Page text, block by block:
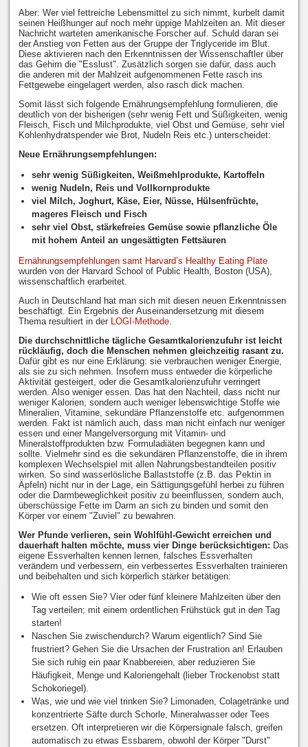
Aber: Wer viel fettreiche Lebensmittel zu sich nimmt, kurbelt damit
seinen Heißhunger auf noch mehr üppige Mahlzeiten an. Mit dieser
Nachricht warteten amerikanische Forscher auf. Schuld daran sei
der Anstieg von Fetten aus der Gruppe der Triglyceride im Blut.
Diese aktivieren nach den Erkenntnissen der Wissenschaftler über
das Gehirn die "Esslust". Zusätzlich sorgen sie dafür, dass auch
die anderen mit der Mahlzeit aufgenommenen Fette rasch ins
Fettgewebe eingelagert werden, also rasch dick machen.
Somit lässt sich folgende Ernährungsempfehlung formulieren, die
deutlich von der bisherigen (sehr wenig Fett und Süßigkeiten, wenig
Fleisch, Fisch und Milchprodukte, viel Obst und Gemüse, sehr viel
Kohlenhydratspender wie Brot, Nudeln Reis etc.) unterscheidet:
Neue Ernährungsempfehlungen:
sehr wenig Süßigkeiten, Weißmehlprodukte, Kartoffeln
wenig Nudeln, Reis und Vollkornprodukte
viel Milch, Joghurt, Käse, Eier, Nüsse, Hülsenfrüchte,
mageres Fleisch und Fisch
sehr viel Obst, stärkefreies Gemüse sowie pflanzliche Öle
mit hohem Anteil an ungesättigten Fettsäuren
Ernährungsempfehlungen samt Harvard’s Healthy Eating Plate
wurden von der Harvard School of Public Health, Boston (USA),
wissenschaftlich erarbeitet.
Auch in Deutschland hat man sich mit diesen neuen Erkenntnissen
beschäftigt. Ein Ergebnis der Auseinandersetzung mit diesem
Thema resultiert in der LOGI-Methode.
Die durchschnittliche tägliche Gesamtkalorienzufuhr ist leicht
rückläufig, doch die Menschen nehmen gleichzeitig rasant zu.
Dafür gibt es nur eine Erklärung: sie verbrauchen weniger Energie,
als sie zu sich nehmen. Insofern muss entweder die körperliche
Aktivität gesteigert, oder die Gesamtkalorienzufuhr verringert
werden. Also weniger essen. Das hat den Nachteil, dass nicht nur
weniger Kalorien, sondern auch weniger lebenswichtige Stoffe wie
Mineralien, Vitamine, sekundäre Pflanzenstoffe etc. aufgenommen
werden. Fakt ist nämlich auch, dass man nicht einfach nur weniger
essen und einer Mangelversorgung mit Vitamin- und
Mineralstoffprodukten bzw. Formuladiäten begegnen kann und
sollte. Vielmehr sind es die sekundären Pflanzenstoffe, die in ihrem
komplexen Wechselspiel mit allen Nahrungsbestandteilen positiv
wirken. So sind wasserlösliche Ballaststoffe (z.B. das Pektin in
Äpfeln) nicht nur in der Lage, ein Sättigungsgefühl herbei zu führen
oder die Darmbeweglichkeit positiv zu beeinflussen, sondern auch,
überschüssige Fette im Darm an sich zu binden und somit den
Körper vor einem "Zuviel" zu bewahren.
Wer Pfunde verlieren, sein Wohlfühl-Gewicht erreichen und
dauerhaft halten möchte, muss vier Dinge berücksichtigen: Das
eigene Essverhalten kennen lernen, falsches Essverhalten
verändern und verbessern, ein verbessertes Essverhalten trainieren
und beibehalten und sich körperlich stärker betätigen:
Wie oft essen Sie? Vier oder fünf kleinere Mahlzeiten über den
Tag verteilen; mit einem ordentlichen Frühstück gut in den Tag
starten!
Naschen Sie zwischendurch? Warum eigentlich? Sind Sie
frustriert? Gehen Sie die Ursachen der Frustration an! Erlauben
Sie sich ruhig ein paar Knabbereien, aber reduzieren Sie
Häufigkeit, Menge und Kaloriengehalt (lieber Trockenobst statt
Schokoriegel).
Was, wie und wie viel trinken Sie? Limonaden, Colagetränke und
konzentrierte Säfte durch Schorle, Mineralwasser oder Tees
ersetzen. Oft interpretieren wir die Körpersignale falsch, greifen
automatisch zu etwas Essbarem, obwohl der Körper "Durst"